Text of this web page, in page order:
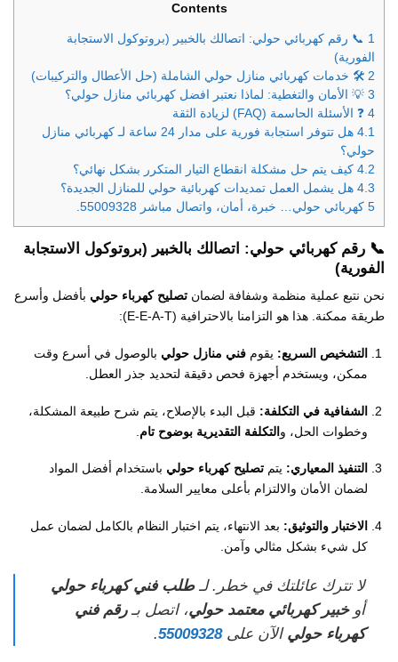
Contents
1 📞 رقم كهربائي حولي: اتصالك بالخبير (بروتوكول الاستجابة
الفورية)
2 🛠️ خدمات كهربائي منازل حولي الشاملة (حل الأعطال والتركيبات)
3 💡 الأمان والتغطية: لماذا نعتبر افضل كهربائي منازل حولي؟
4 ❓ الأسئلة الحاسمة (FAQ) لزيادة الثقة
4.1
هل تتوفر استجابة فورية على مدار 24 ساعة لـ كهربائي منازل
حولي؟
4.2 كيف يتم حل مشكلة انقطاع التيار المتكرر بشكل نهائي؟
4.3 هل يشمل العمل تمديدات كهربائية حولي للمنازل الجديدة؟
5 كهربائي حولي… خبرة، أمان، واتصال مباشر 55009328.
📞 رقم كهربائي حولي: اتصالك بالخبير (بروتوكول الاستجابة
الفورية)
نحن نتبع عملية منظمة وشفافة لضمان تصليح كهرباء حولي بأفضل وأسرع
طريقة ممكنة. هذا هو التزامنا بالاحترافية (E-E-A-T):
التشخيص السريع: يقوم فني منازل حولي بالوصول في أسرع وقت
ممكن، ويستخدم أجهزة فحص دقيقة لتحديد جذر العطل.
الشفافية في التكلفة: قبل البدء بالإصلاح، يتم شرح طبيعة المشكلة،
وخطوات الحل، والتكلفة التقديرية بوضوح تام
التنفيذ المعياري: يتم تصليح كهرباء حولي باستخدام أفضل المواد
لضمان الأمان والالتزام بأعلى معايير السلامة.
الاختبار والتوثيق: بعد الانتهاء، يتم اختبار النظام بالكامل لضمان عمل
كل شيء بشكل مثالي وآمن.
لا تترك عائلتك في خطر. لـطلب فني كهرباء حولي
أوخبير كهربائي معتمد حولي، اتصل بـرقم فني
كهرباء حولي الآن على55009328
.